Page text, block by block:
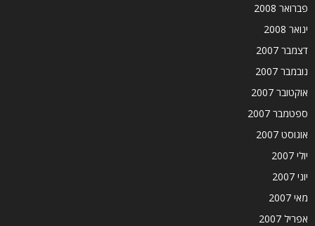
פברואר 2008
ינואר 2008
דצמבר 2007
נובמבר 2007
אוקטובר 2007
ספטמבר 2007
אוגוסט 2007
יולי 2007
יוני 2007
מאי 2007
אפריל 2007